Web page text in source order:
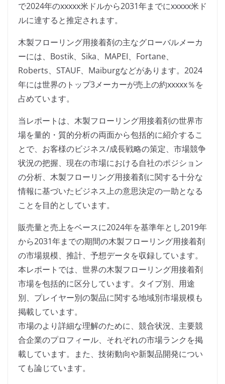
で2024年のxxxxx米ドルから2031年までにxxxxx米ド
ルに達すると推定されます。
木製フローリング用接着剤の主なグローバルメーカ
ーには、Bostik、Sika、MAPEI、Fortane、
Roberts、STAUF、Maiburgなどがあります。2024
年には世界のトップ3メーカーが売上の約xxxxx％を
占めています。
当レポートは、木製フローリング用接着剤の世界市
場を量的・質的分析の両面から包括的に紹介するこ
とで、お客様のビジネス/成長戦略の策定、市場競争
状況の把握、現在の市場における自社のポジション
の分析、木製フローリング用接着剤に関する十分な
情報に基づいたビジネス上の意思決定の一助となる
ことを目的としています。
販売量と売上をベースに2024年を基準年とし2019年
から2031年までの期間の木製フローリング用接着剤
の市場規模、推計、予想データを収録しています。
本レポートでは、世界の木製フローリング用接着剤
市場を包括的に区分しています。タイプ別、用途
別、プレイヤー別の製品に関する地域別市場規模も
掲載しています。
市場のより詳細な理解のために、競合状況、主要競
合企業のプロフィール、それぞれの市場ランクを掲
載しています。また、技術動向や新製品開発につい
ても論じています。